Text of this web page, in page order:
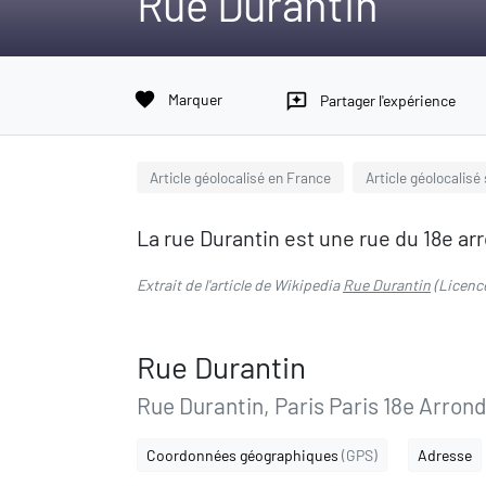
favorite Marquer reviews Partager l'expérience
Article géolocalisé en France Article géolocalisé
La rue Durantin est une rue du 18e
Extrait de l'article de WikipediaRue Durantin
Rue Durantin
Rue Durantin, Paris Paris 18e
Coordonnées géographiques (GPS) Adresse